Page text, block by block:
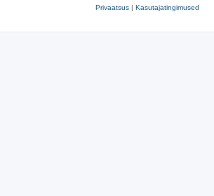
Privaatsus | Kasutajatingimused